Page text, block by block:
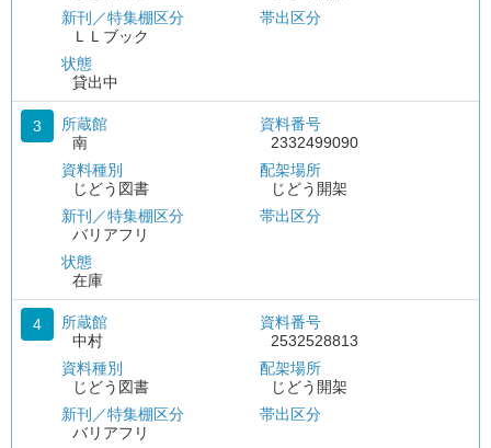
新刊／特集棚区分
ＬＬブック
状態
貸出中
帯出区分
3
所蔵館
南
資料種別
じどう図書
新刊／特集棚区分
バリアフリ
状態
在庫
資料番号
2332499090
配架場所
じどう開架
帯出区分
4
所蔵館
中村
資料種別
じどう図書
新刊／特集棚区分
バリアフリ
資料番号
2532528813
配架場所
じどう開架
帯出区分